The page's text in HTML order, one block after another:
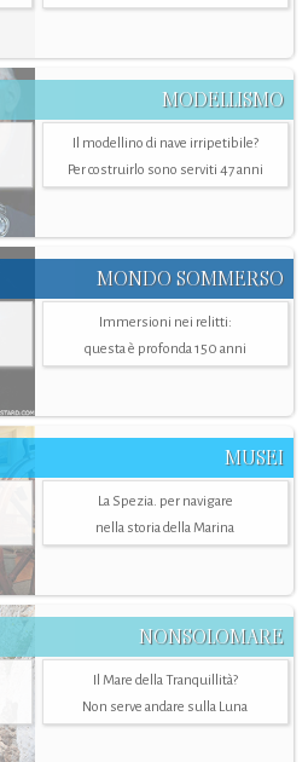
MODELLISMO
Il modellino di nave irripetibile?
Per costruirlo sono serviti 47 anni
MONDO SOMMERSO
Immersioni nei relitti:
questa è profonda 150 anni
MUSEI
La Spezia. per navigare
nella storia della Marina
NONSOLOMARE
Il Mare della Tranquillità?
Non serve andare sulla Luna